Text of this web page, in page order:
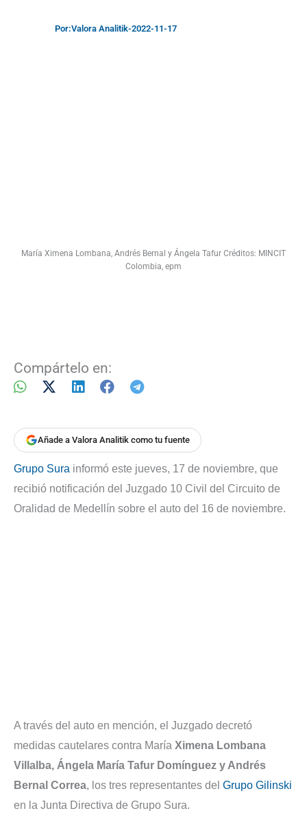
Por:Valora Analitik-2022-11-17
María Ximena Lombana, Andrés Bernal y Ángela Tafur Créditos: MINCIT
Colombia, epm
Compártelo en:
Añade a Valora Analitik como tu fuente
Grupo Sura informó este jueves, 17 de noviembre, que
recibió notificación del Juzgado 10 Civil del Circuito de
Oralidad de Medellín sobre el auto del 16 de noviembre.
A través del auto en mención, el Juzgado decretó
medidas cautelares contra María Ximena Lombana
Villalba, Ángela María Tafur Domínguez y Andrés
Bernal Correa, los tres representantes del Grupo Gilinski
en la Junta Directiva de Grupo Sura.